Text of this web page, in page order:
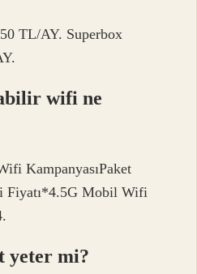
TL/AY. Superbox
wifi ne
KampanyasıPaket
Fiyatı*4.5G Mobil Wifi
yeter mi?